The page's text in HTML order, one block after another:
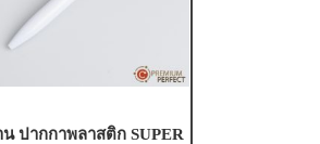
น ปากกาพลาสติก SUPER